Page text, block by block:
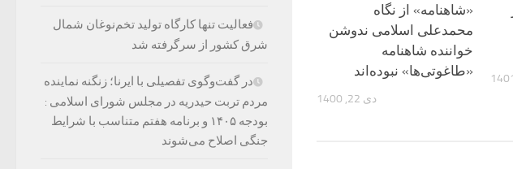
«شاهنامه» از نگاه
محمدعلی اسلامی ندوشن
خواننده شاهنامه
«طاغوتی‌ها» نبوده‌اند
دی 22, 1400
فعالیت تنها کارگاه تولید تخم‌نوغان شمال
شرق کشور از سرگرفته شد
در گفت‌وگوی تفصیلی با ایرنا؛ زنگنه نماینده
مردم تربت حیدریه در مجلس شورای اسلامی :
بودجه ۱۴۰۵ و برنامه هفتم متناسب با شرایط
جنگی اصلاح می‌شوند